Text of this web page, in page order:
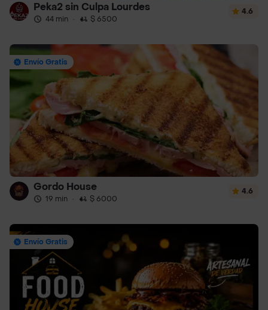
Peka2 sin Culpa Lourdes
44 min · $ 6500
4.6
Envío Gratis
Gordo House
19 min · $ 6000
4.6
Envío Gratis